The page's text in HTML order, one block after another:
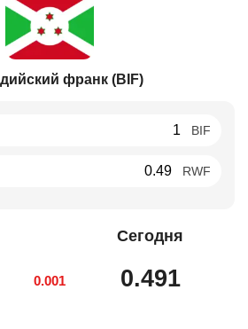
франк (BIF)
BIF
RWF
0.001
Сегодня
0.491